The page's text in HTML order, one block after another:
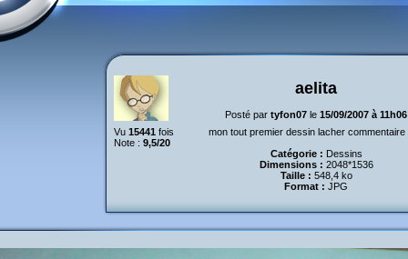
aelita
Posté par tyfon07 le 15/09/2007 à 11h06
Vu 15441 fois
Note : 9,5/20
mon tout premier dessin lacher commentaire
Catégorie : Dessins
Dimensions : 2048*1536
Taille : 548,4 ko
Format : JPG